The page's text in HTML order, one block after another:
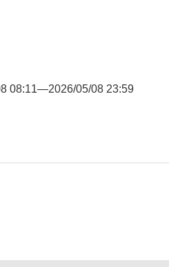
08:11—2026/05/08 23:59